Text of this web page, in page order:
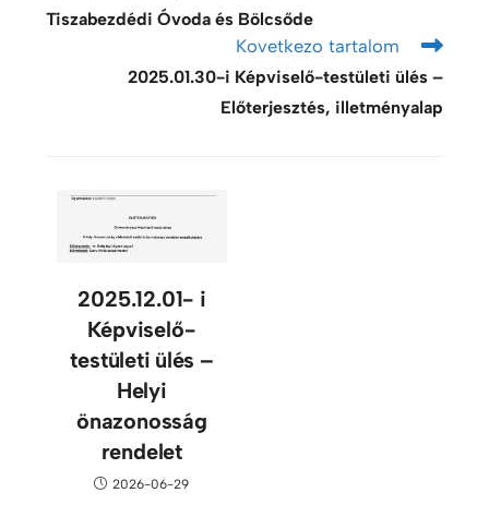
Tiszabezdédi Óvoda és Bölcsőde
Kovetkezo tartalom
2025.01.30-i Képviselő-testületi ülés –
Előterjesztés, illetményalap
2025.12.01- i
Képviselő-
testületi ülés –
Helyi
önazonosság
rendelet
2026-06-29